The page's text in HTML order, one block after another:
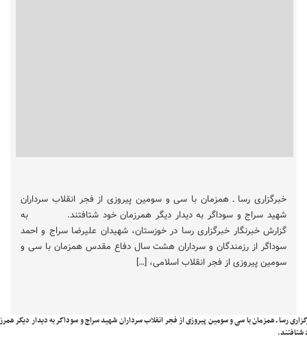
خبرگزاری رسا ـ همزمان با سی و سومین پیروزی از فجر انقلاب سرداران
شهید سراج و سوداگر به دیدار دیگر همرزمان خود شتافتند. به
گزارش خبرنگار خبرگزاری رسا در خوزستان، شهیدان علیرضا سراج و احمد
سوداگر از رزمندگان و سرداران هشت سال دفاع مقدس همزمان با سی و
سومین پیروزی از فجر انقلاب اسلامی، […]
رسا ـ همزمان با سی و سومین پیروزی از فجر انقلاب سرداران شهید سراج و سوداگر به دیدار دیگر